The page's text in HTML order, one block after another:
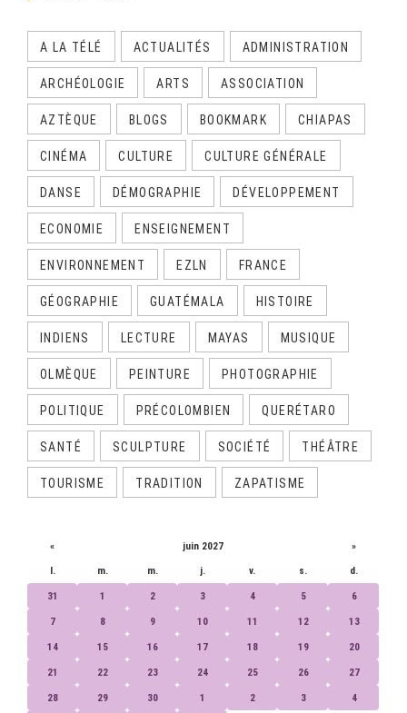
A LA TÉLÉ ACTUALITÉS ADMINISTRATION
ARCHÉOLOGIE ARTS ASSOCIATION
AZTÈQUE BLOGS BOOKMARK CHIAPAS
CINÉMA CULTURE CULTURE GÉNÉRALE
DANSE DÉMOGRAPHIE DÉVELOPPEMENT
ECONOMIE ENSEIGNEMENT
ENVIRONNEMENT EZLN FRANCE
GÉOGRAPHIE GUATÉMALA HISTOIRE
INDIENS LECTURE MAYAS MUSIQUE
OLMÈQUE PEINTURE PHOTOGRAPHIE
POLITIQUE PRÉCOLOMBIEN QUERÉTARO
SANTÉ SCULPTURE SOCIÉTÉ THÉÂTRE
TOURISME TRADITION ZAPATISME
« juin 2027 »
l. m. m. j. v. s. d.
31 1 2 3 4 5 6
7 8 9 10 11 12 13
14 15 16 17 18 19 20
21 22 23 24 25 26 27
28 29 30 1 2 3 4